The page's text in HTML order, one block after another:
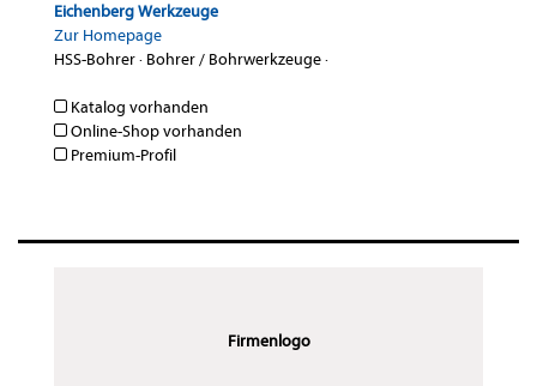
Eichenberg Werkzeuge
Zur Homepage
HSS-Bohrer· Bohrer / Bohrwerkzeuge·
Katalog vorhanden
Online-Shop vorhanden
Premium-Profil
Firmenlogo